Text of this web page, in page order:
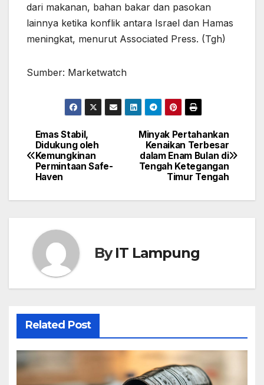
dari makanan, bahan bakar dan pasokan
lainnya ketika konflik antara Israel dan Hamas
meningkat, menurut Associated Press. (Tgh)
Sumber: Marketwatch
Post
navigation
Minyak Pertahankan
Kenaikan Terbesar
dalam Enam Bulan di
Tengah Ketegangan
Timur Tengah
Emas Stabil,
Didukung oleh
Kemungkinan
Permintaan Safe-
Haven
ByIT Lampung
Related Post